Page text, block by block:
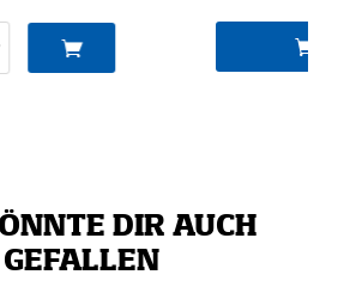
IN DEN WARENKORB
DIR AUCH
GEFALLEN